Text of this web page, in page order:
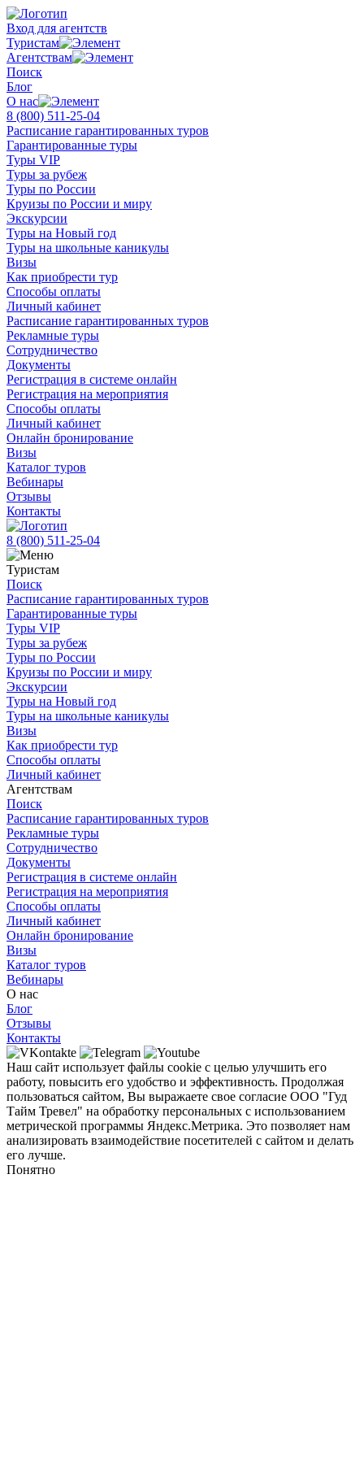
Вход для агентств
Туристам
Агентствам
Поиск
Блог
О нас
8 (800) 511-25-04
Расписание гарантированных туров
Гарантированные туры
Туры VIP
Туры за рубеж
Туры по России
Круизы по России и миру
Экскурсии
Туры на Новый год
Туры на школьные каникулы
Визы
Как приобрести тур
Способы оплаты
Личный кабинет
Расписание гарантированных туров
Рекламные туры
Сотрудничество
Документы
Регистрация в системе онлайн
Регистрация на мероприятия
Способы оплаты
Личный кабинет
Онлайн бронирование
Визы
Каталог туров
Вебинары
Отзывы
Контакты
8 (800) 511-25-04
Туристам
Поиск
Расписание гарантированных туров
Гарантированные туры
Туры VIP
Туры за рубеж
Туры по России
Круизы по России и миру
Экскурсии
Туры на Новый год
Туры на школьные каникулы
Визы
Как приобрести тур
Способы оплаты
Личный кабинет
Агентствам
Поиск
Расписание гарантированных туров
Рекламные туры
Сотрудничество
Документы
Регистрация в системе онлайн
Регистрация на мероприятия
Способы оплаты
Личный кабинет
Онлайн бронирование
Визы
Каталог туров
Вебинары
О нас
Блог
Отзывы
Контакты
Наш сайт использует файлы cookie с целью улучшить его
работу, повысить его удобство и эффективность. Продолжая
пользоваться сайтом, Вы выражаете свое согласие ООО "Гуд
Тайм Тревел" на обработку персональных с использованием
метрической программы Яндекс.Метрика. Это позволяет нам
анализировать взаимодействие посетителей с сайтом и делать
его лучше.
Понятно